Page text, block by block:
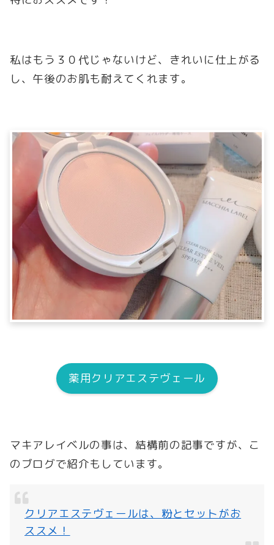
私はもう３０代じゃないけど、きれいに仕上がる
し、午後のお肌も耐えてくれます。
薬用クリアエステヴェール
マキアレイベルの事は、結構前の記事ですが、こ
のブログで紹介もしています。
クリアエステヴェールは、粉とセットがお
ススメ！